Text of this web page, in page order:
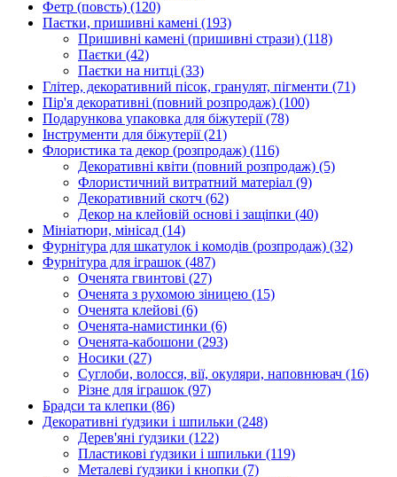
Фетр (повсть) (120)
Паєтки, пришивні камені (193)
Пришивні камені (пришивні стрази) (118)
Паєтки (42)
Паєтки на нитці (33)
Глітер, декоративний пісок, гранулят, пігменти (71)
Пір'я декоративні (повний розпродаж) (100)
Подарункова упаковка для біжутерії(78)
Інструменти для біжутерії(21)
Флористика та декор (розпродаж) (116)
Декоративні квіти (повний розпродаж) (5)
Флористичний витратний матеріал (9)
Декоративний скотч (62)
Декор на клейовій основі і защіпки (40)
Мініатюри, мінісад (14)
Фурнітура для шкатулок і комодів (розпродаж) (32)
Фурнітура для іграшок (487)
Оченята гвинтові (27)
Оченята з рухомою зіницею (15)
Оченята клейові (6)
Оченята-намистинки (6)
Оченята-кабошони (293)
Носики (27)
Суглоби, волосся, вії, окуляри, наповнювач (16)
Різне для іграшок (97)
Брадси та клепки (86)
Декоративні ґудзики і шпильки (248)
Дерев'яні ґудзики (122)
Пластикові ґудзики і шпильки (119)
Металеві ґудзики і кнопки (7)